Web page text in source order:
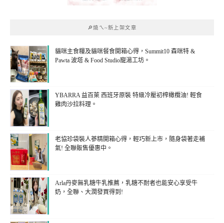
🔎燒ㄟ~新上架文章
貓咪主食糧及貓咪餐食開箱心得，Summit10 森咪特 &
Pawta 波塔 & Food Studio寵湯工坊。
YBARRA 益百萊 西班牙原裝 特級冷壓初榨橄欖油! 輕食
雞肉沙拉料理。
老協珍袋裝人蔘精開箱心得，輕巧新上市，隨身袋著走補
氣! 全聯販售優惠中。
Arla丹麥無乳糖牛乳推薦，乳糖不耐者也能安心享受牛
奶，全聯、大潤發買得到!